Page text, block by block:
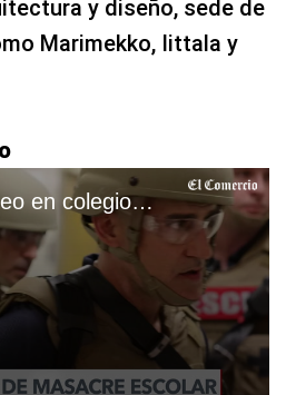
y diseño, sede de
Marimekko, Iittala y
Simulacro de tiroteo en colegios de USA